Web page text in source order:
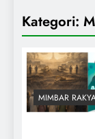
Kategori:
MIMBAR